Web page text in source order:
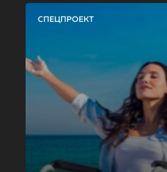
СПЕЦПРОЕКТ